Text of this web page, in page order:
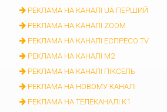
РЕКЛАМА НА КАНАЛІ UA:ПЕРШИЙ
РЕКЛАМА НА КАНАЛІ ZOOM
РЕКЛАМА НА КАНАЛІ ЕСПРЕСО TV
РЕКЛАМА НА КАНАЛІ М2
РЕКЛАМА НА КАНАЛІ ПІКСЕЛЬ
РЕКЛАМА НА НОВОМУ КАНАЛІ
РЕКЛАМА НА ТЕЛЕКАНАЛІ К1